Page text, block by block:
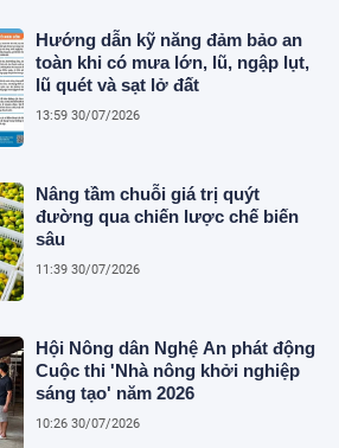
Hướng dẫn kỹ năng đảm bảo an
toàn khi có mưa lớn, lũ, ngập lụt,
lũ quét và sạt lở đất
13:59 30/07/2026
Nâng tầm chuỗi giá trị quýt
đường qua chiến lược chế biến
sâu
11:39 30/07/2026
Hội Nông dân Nghệ An phát động
Cuộc thi 'Nhà nông khởi nghiệp
sáng tạo' năm 2026
10:26 30/07/2026